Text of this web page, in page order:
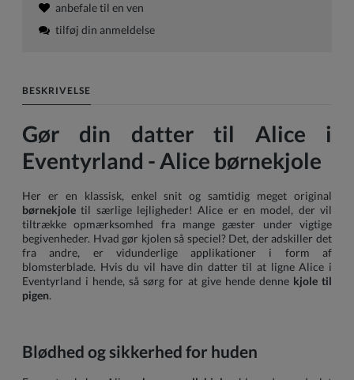
anbefale til en ven
tilføj din anmeldelse
BESKRIVELSE
Gør din datter til Alice i
Eventyrland - Alice børnekjole
Her er en klassisk, enkel snit og samtidig meget original
børnekjole til særlige lejligheder! Alice er en model, der vil
tiltrække opmærksomhed fra mange gæster under vigtige
begivenheder. Hvad gør kjolen så speciel? Det, der adskiller det
fra andre, er vidunderlige applikationer i form af
blomsterblade. Hvis du vil have din datter til at ligne Alice i
Eventyrland i hende, så sørg for at give hende denne kjole til
pigen.
Blødhed og sikkerhed for huden